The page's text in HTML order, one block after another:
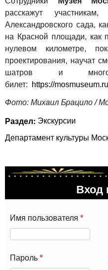
расскажут
Александровского сада,
на Красной площади, как
нулевом километре,
проектирования, научат
шатров и
билет:
https://
Фото: Михаил Брацило /
Раздел: Экскурсии
Департамент культуры
Вход
Имя пользователя *
Пароль *